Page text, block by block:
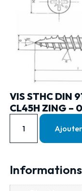
VIS STHC DIN
CL45H ZING –
Ajouter